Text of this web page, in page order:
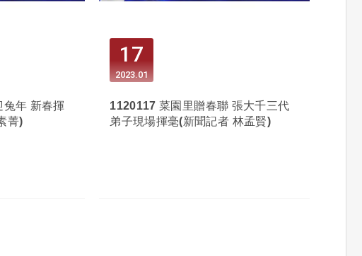
年 新春揮
菁)
17
01
2023
1120117 菜園里贈春聯 張大千三代
弟子現場揮毫(新聞記者 林孟賢)